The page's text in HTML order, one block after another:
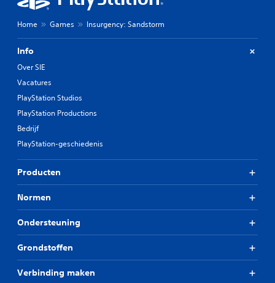
Home Games Insurgency: Sandstorm
Info
Over SIE
Vacatures
PlayStation Studios
PlayStation Productions
Bedrijf
PlayStation-geschiedenis
Producten
Normen
Ondersteuning
Grondstoffen
Verbinding maken